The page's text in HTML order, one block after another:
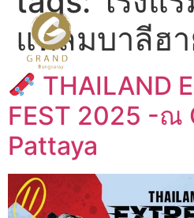
แหลมบาลีฮ
THAILAND
FEST 2025 -ณ
Pattaya